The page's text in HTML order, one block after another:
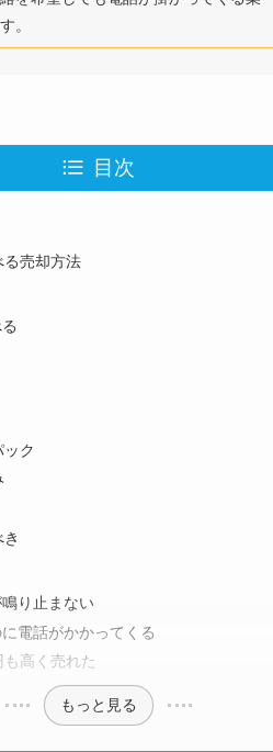
。
目次
売却方法
ク
り止まない
電話がかかってくる
高く売れた
もっと見る